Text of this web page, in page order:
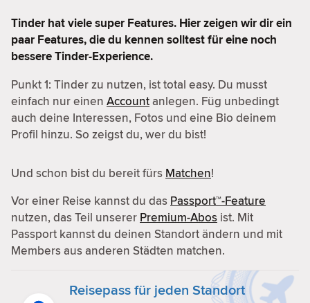
Tinder hat viele super Features. Hier zeigen wir dir ein
paar Features, die du kennen solltest für eine noch
bessere Tinder-Experience.
Punkt 1: Tinder zu nutzen, ist total easy. Du musst
einfach nur einen Accountanlegen. Füg unbedingt
auch deine Interessen, Fotos und eine Bio deinem
Profil hinzu. So zeigst du, wer du bist!
Und schon bist du bereit fürs Matchen!
Vor einer Reise kannst du das Passport™-Feature
nutzen, das Teil unserer Premium-Abos ist. Mit
Passport kannst du deinen Standort ändern und mit
Members aus anderen Städten matchen.
Reisepass für jeden Standort